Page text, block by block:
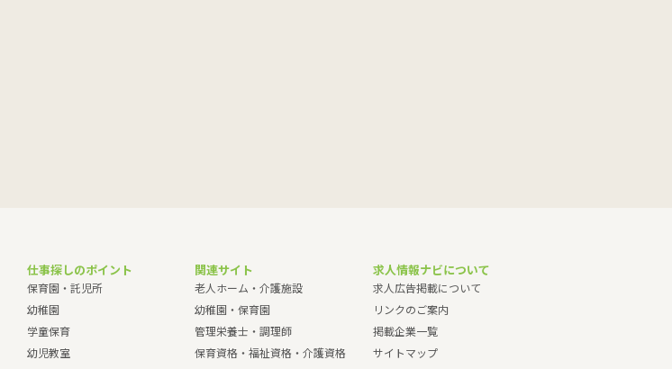
仕事探しのポイント
保育園・託児所
幼稚園
学童保育
幼児教室
関連サイト
老人ホーム・介護施設
幼稚園・保育園
管理栄養士・調理師
保育資格・福祉資格・介護資格
求人情報ナビについて
求人広告掲載について
リンクのご案内
掲載企業一覧
サイトマップ